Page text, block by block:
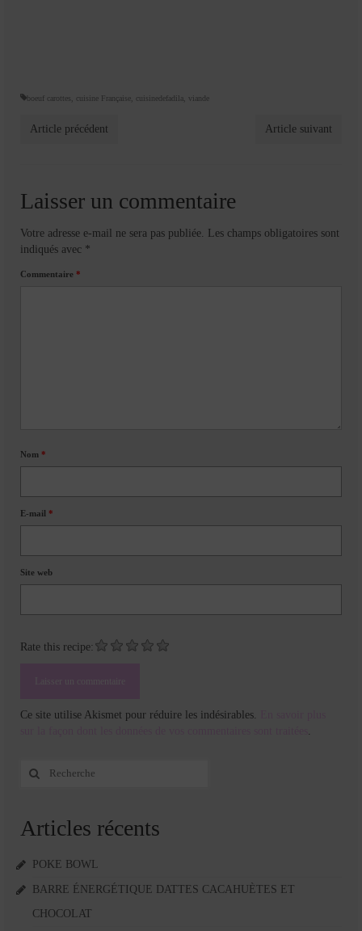
boeuf carottes cuisine Française cuisinedefadila viande
Article précédent Article suivant
Laisser un commentaire
Votre adresse e-mail ne sera pas publiée.
Les champs obligatoires sont
indiqués avec *
Commentaire *
Nom *
E-mail *
Site web
Rate this recipe:
Ce site utilise Akismet pour réduire les indésirables.
Rechercher
Articles récents
POKE BOWL
BARRE ÉNERGÉTIQUE DATTES CACAHUÈTES ET
CHOCOLAT